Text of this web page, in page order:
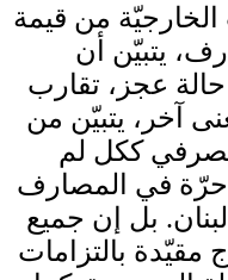
الخارجيّة من قيمة
يتبيّن أن
حالة عجز، تقارب
بمعنى آخر، يتبيّن من
ككل لم
حرّة في المصارف
بل إن جميع
مقيّدة بالتزامات